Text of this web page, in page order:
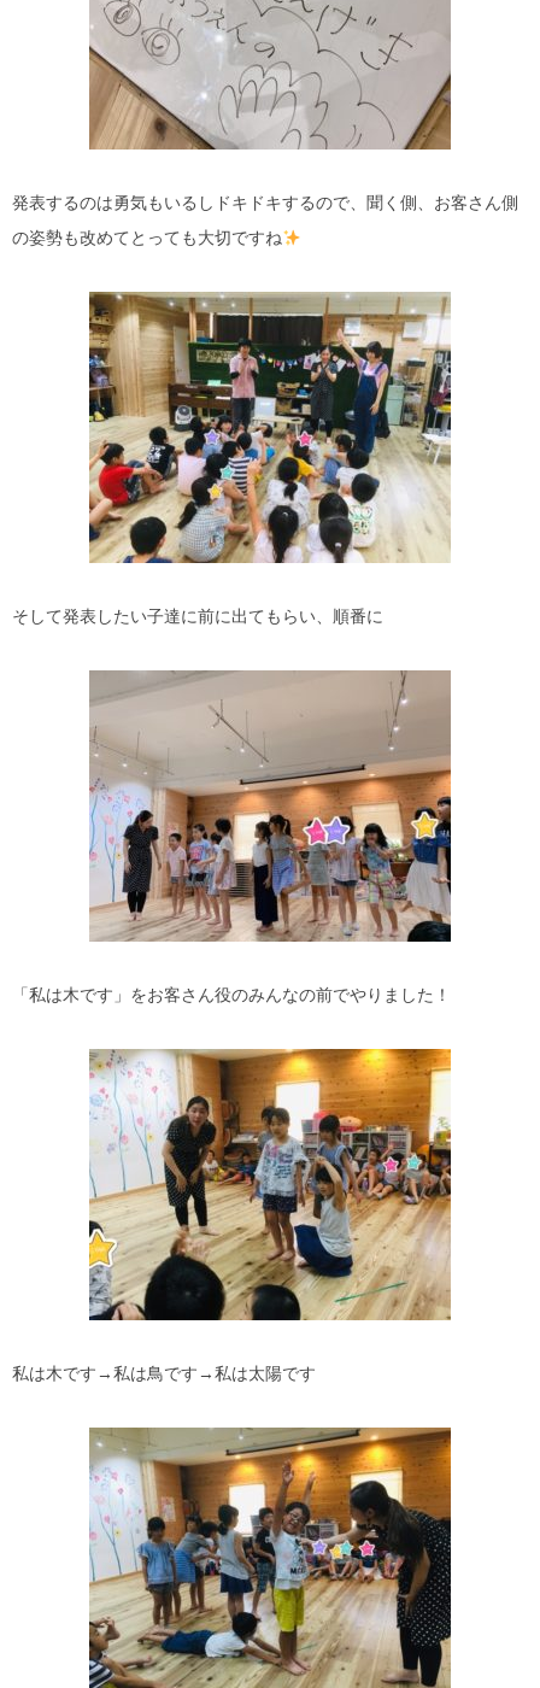
発表するのは勇気もいるしドキドキするので、聞く側、お客さん側
の姿勢も改めてとっても大切ですね
そして発表したい子達に前に出てもらい、順番に
「私は木です」をお客さん役のみんなの前でやりました！
私は木です→私は鳥です→私は太陽です